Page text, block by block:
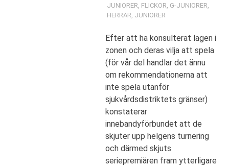
JUNIORER FLICKOR G-JUNIORER
HERRAR JUNIORER
Efter att ha konsulterat lagen i
zonen och deras vilja att spela
(för vår del handlar det ännu
om rekommendationerna att
inte spela utanför
sjukvårdsdistriktets gränser)
konstaterar
innebandyförbundet att de
skjuter upp helgens turnering
och därmed skjuts
seriepremiären fram ytterligare